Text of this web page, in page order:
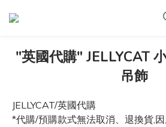
"英國代購" JELLYCAT
吊飾
JELLYCAT/英國代購
*代購/預購款式無法取消、退換貨,